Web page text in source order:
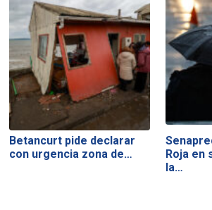
Betancurt pide declarar
con urgencia zona de…
Roja en
la…